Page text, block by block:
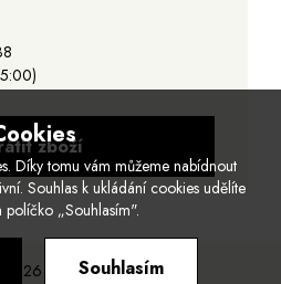
zboží
2026 Kara.
Díky tomu vám můžeme nabídnout
Souhlas k ukládání cookies udělíte
políčko „Souhlasím".
Souhlasím